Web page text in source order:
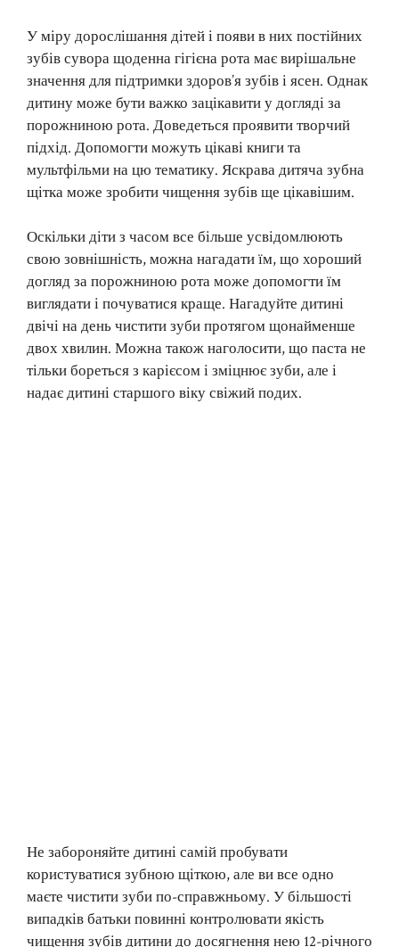
У міру дорослішання дітей і появи в них постійних
зубів сувора щоденна гігієна рота має вирішальне
значення для підтримки здоров’я зубів і ясен. Однак
дитину може бути важко зацікавити у догляді за
порожниною рота. Доведеться проявити творчий
підхід. Допомогти можуть цікаві книги та
мультфільми на цю тематику. Яскрава дитяча зубна
щітка може зробити чищення зубів ще цікавішим.
Оскільки діти з часом все більше усвідомлюють
свою зовнішність, можна нагадати їм, що хороший
догляд за порожниною рота може допомогти їм
виглядати і почуватися краще. Нагадуйте дитині
двічі на день чистити зуби протягом щонайменше
двох хвилин. Можна також наголосити, що паста не
тільки бореться з карієсом і зміцнює зуби, але і
надає дитині старшого віку свіжий подих.
Не забороняйте дитині самій пробувати
користуватися зубною щіткою, але ви все одно
маєте чистити зуби по-справжньому. У більшості
випадків батьки повинні контролювати якість
чищення зубів дитини до досягнення нею 12-річного